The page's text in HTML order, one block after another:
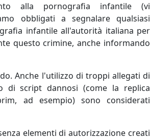
alla pornografia infantile (vi
obbligati a segnalare qualsiasi
infantile all'autorità italiana per
questo crimine, anche informando
Anche l'utilizzo di troppi allegati di
di script dannosi (come la replica
ad esempio) sono considerati
elementi di autorizzazione creati